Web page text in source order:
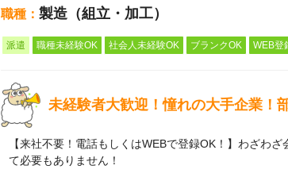
職種： 製造（組立・加工）
派遣 職種未経験OK 社会人未経験OK ブランクOK WEB登
未経験者大歓迎！憧れの大手企業！
【来社不要！電話もしくはWEBで登録OK！】わざわ
て必要もありません！